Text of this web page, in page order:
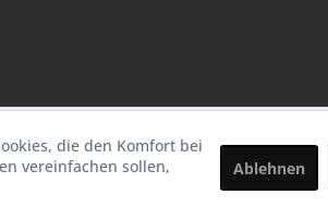
die den Komfort bei
vereinfachen sollen,
Ablehnen